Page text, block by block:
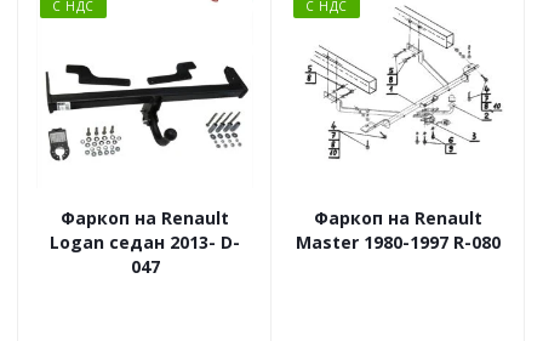
С НДС
Фаркоп на Renault
Logan седан 2013- D-
047
С НДС
Фаркоп на Renault
Master 1980-1997 R-080